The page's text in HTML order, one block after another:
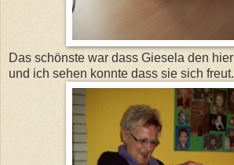
Das schönste war dass Giesela den
und ich sehen konnte dass sie sich freut.